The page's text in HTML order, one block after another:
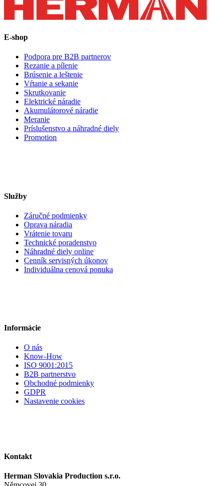
E-shop
Podpora pre B2B partnerov
Rezanie a pílenie
Brúsenie a leštenie
Vŕtanie a sekanie
Skrutkovanie
Elektrické náradie
Akumulátorové náradie
Meranie
Príslušenstvo a náhradné diely
Promotion
Služby
Záručné podmienky
Oprava náradia
Vrátenie tovaru
Technické poradenstvo
Náhradné diely online
Cenník servisných úkonov
Individuálna cenová ponuka
Informácie
O nás
Know-How
ISO 9001:2015
B2B partnerstvo
Obchodné podmienky
GDPR
Nastavenie cookies
Kontakt
Herman Slovakia Production s.r.o.